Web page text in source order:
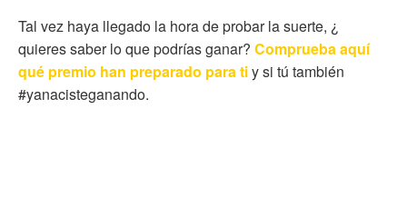
Tal vez haya llegado la hora de probar la suerte, ¿
quieres saber lo que podrías ganar? Comprueba aquí
qué premio han preparado para tiy si tú también
#yanacisteganando.